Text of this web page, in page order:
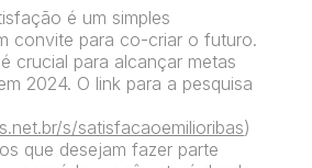
é um simples
convite para co-criar o futuro.
crucial para alcançar metas
2024. O link para a pesquisa
s/satisfacaoemilioribas)
que desejam fazer parte